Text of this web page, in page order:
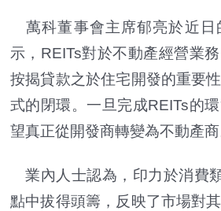
萬科董事會主席郁亮於近日
示，REITs對於不動產經營業
按揭貸款之於住宅開發的重要
式的閉環。一旦完成REITs的
望真正從開發商轉變為不動產商
業內人士認為，印力於消費
點中拔得頭籌，反映了市場對